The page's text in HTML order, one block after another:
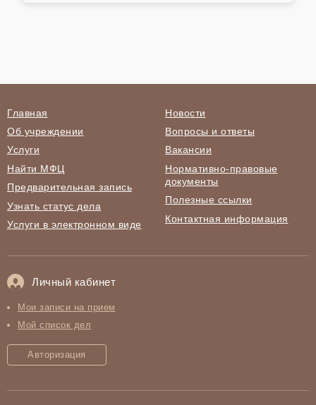
Главная
Об учреждении
Услуги
Найти МФЦ
Предварительная запись
Узнать статус дела
Услуги в электронном виде
Новости
Вопросы и ответы
Вакансии
Нормативно-правовые
документы
Полезные ссылки
Контактная информация
Личный кабинет
Мои записи на прием
Мой список дел
Авторизация